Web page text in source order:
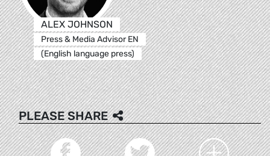
ALEX JOHNSON
Press & Media Advisor EN
(English language press)
PLEASE SHARE